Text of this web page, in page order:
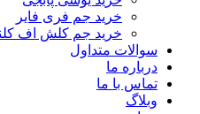
خرید جم فری فایر
خرید جم کلش اف
سوالات متداول
درباره ما
تماس با ما
وبلاگ